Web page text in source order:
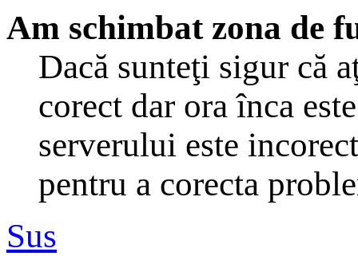
Am schimbat zona de
Dacă sunteţi sigur că
corect dar ora înca
serverului este
pentru a corecta
Sus